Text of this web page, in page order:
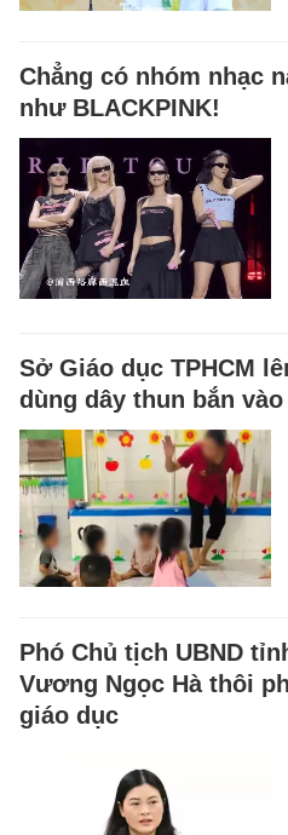
Chẳng có nhóm nhạc
như BLACKPINK!
Sở Giáo dục TPHCM
dùng dây thun bắn
Phó Chủ tịch UBND
Vương Ngọc Hà thôi
giáo dục